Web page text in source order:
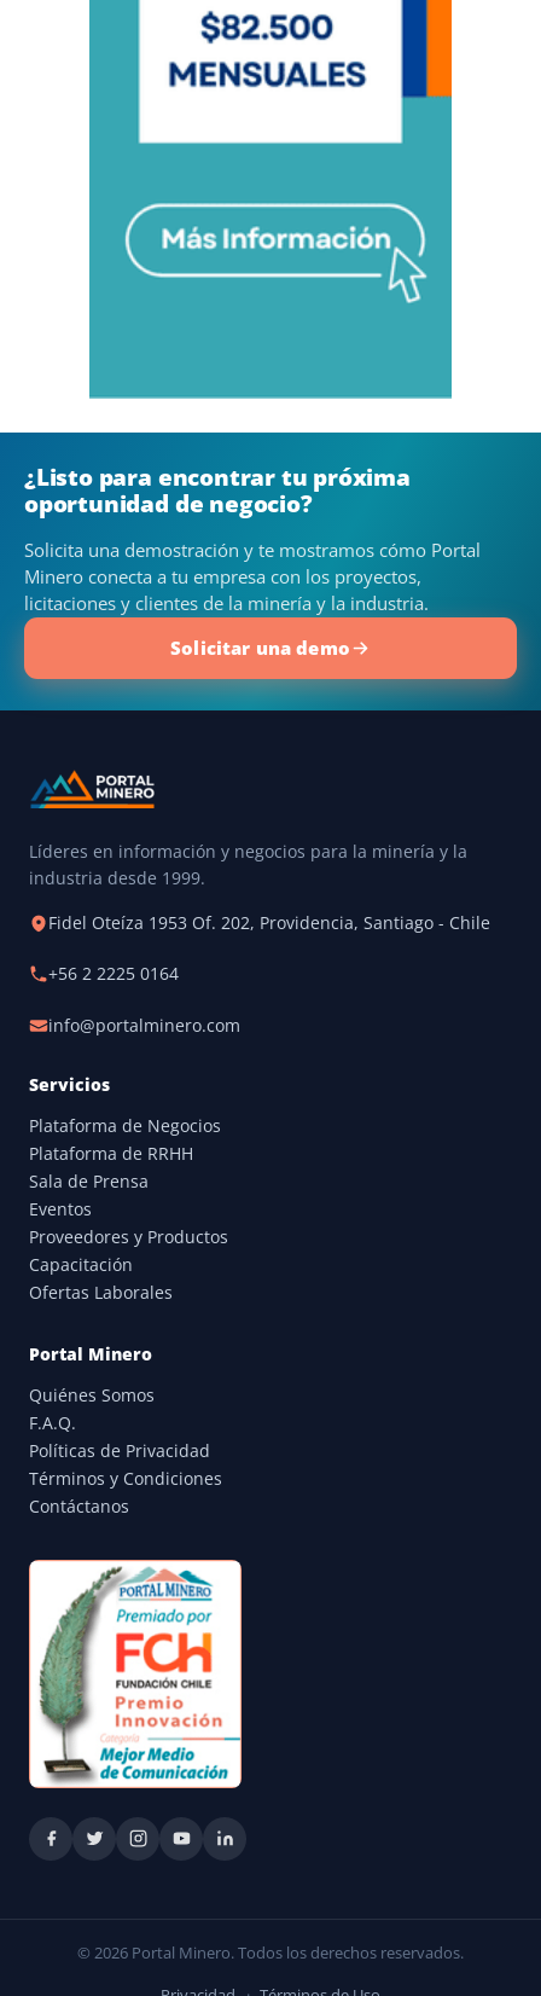
¿Listo para encontrar tu próxima
oportunidad de negocio?
Solicita una demostración y te mostramos cómo Portal
Minero conecta a tu empresa con los proyectos,
licitaciones y clientes de la minería y la industria.
Solicitar una demo
Líderes en información y negocios para la minería y la
industria desde 1999.
Fidel Oteíza 1953 Of. 202, Providencia, Santiago - Chile
+56 2 2225 0164
info@portalminero.com
Servicios
Plataforma de Negocios
Plataforma de RRHH
Sala de Prensa
Eventos
Proveedores y Productos
Capacitación
Ofertas Laborales
Portal Minero
Quiénes Somos
F.A.Q.
Políticas de Privacidad
Términos y Condiciones
Contáctanos
© 2026 Portal Minero. Todos los derechos reservados.